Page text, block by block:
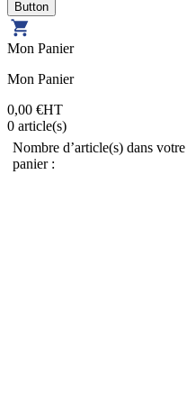
Mon Panier
Mon Panier
0,00 €HT
0 article(s)
Nombre d’article(s) dans votre
panier :